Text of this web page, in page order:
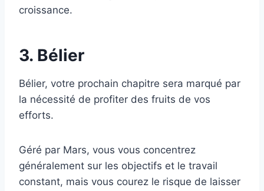
croissance.
3. Bélier
Bélier, votre prochain chapitre sera marqué par
la nécessité de profiter des fruits de vos
efforts.
Géré par Mars, vous vous concentrez
généralement sur les objectifs et le travail
constant, mais vous courez le risque de laisser